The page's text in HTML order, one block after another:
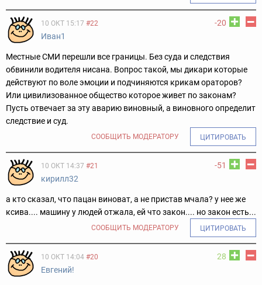
-20
10 ОКТ 15:17 #22
Иван1
Местные СМИ перешли все границы. Без суда и следствия
обвинили водителя нисана. Вопрос такой, мы дикари которые
действуют по воле эмоции и подчиняются крикам ораторов?
Или цивилизованное общество которое живет по законам?
Пусть отвечает за эту аварию виновный, а виновного определит
следствие и суд.
СООБЩИТЬ МОДЕРАТОРУ ЦИТИРОВАТЬ
-51
10 ОКТ 14:37 #21
кирилл32
а кто сказал, что пацан виноват, а не пристав мчала? у нее же
ксива.... машину у людей отжала, ей что закон.... но закон есть...
СООБЩИТЬ МОДЕРАТОРУ ЦИТИРОВАТЬ
28
10 ОКТ 14:04 #20
Евгений!